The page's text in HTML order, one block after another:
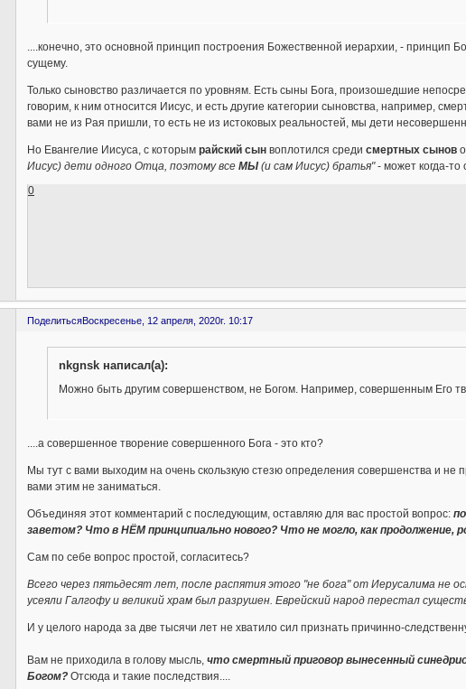
....конечно, это основной принцип построения Божественной иерархии, -
сущему.
Только сыновство различается по уровням. Есть сыны Бога, произошедшие
говорим, к ним относится Иисус, и есть другие категории сыновства, например,
вами не из Рая пришли, то есть не из истоковых реальностей, мы дети
Но Евангелие Иисуса, с которым райский сынвоплотился среди смертных сынов
Иисус) дети одного Отца, поэтому все МЫ(и сам Иисус) братья"- может когда-то
0
ПоделитьсяВоскресенье, 12 апреля, 2020г. 10:17
nkgnsk написал(а):
Можно быть другим совершенством, не Богом. Например, совершенным Его
....а совершенное творение совершенного Бога - это кто?
Мы тут с вами выходим на очень скользкую стезю определения совершенства и
вами этим не заниматься.
Объединяя этот комментарий с последующим, оставляю для вас простой вопрос:
заветом? Что в НЁМ принципиально нового? Что не могло, как продолжение,
Сам по себе вопрос простой, согласитесь?
Всего через пятьдесят лет, после распятия этого "не бога" от Иерусалима не
усеяли Галгофу и великий храм был разрушен. Еврейский народ перестал
И у целого народа за две тысячи лет не хватило сил признать причинно-
Вам не приходила в голову мысль, что смертный приговор вынесенный
Богом? Отсюда и такие последствия....